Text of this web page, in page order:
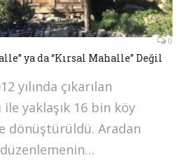
0
ya da “Kırsal Mahalle” Değil
yılında çıkarılan
ile yaklaşık 16 bin köy
dönüştürüldü. Aradan